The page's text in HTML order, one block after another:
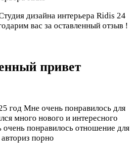
дизайна интерьера Ridis 24
вас за оставленный отзыв !
привет
год Мне очень понравилось для
много нового и интересного
очень понравилось отношение для
порно